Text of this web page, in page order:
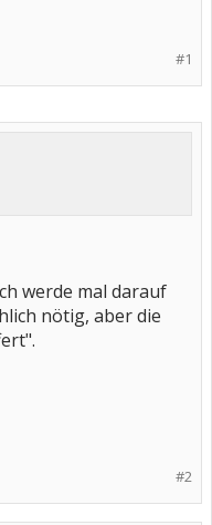
#1
werde mal darauf
nötig, aber die
#2